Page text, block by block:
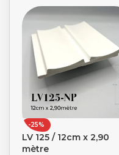
-25%
LV 125 / 12cm x 2,90
mètre